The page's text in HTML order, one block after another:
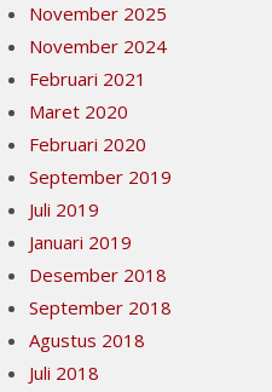
November 2025
November 2024
Februari 2021
Maret 2020
Februari 2020
September 2019
Juli 2019
Januari 2019
Desember 2018
September 2018
Agustus 2018
Juli 2018